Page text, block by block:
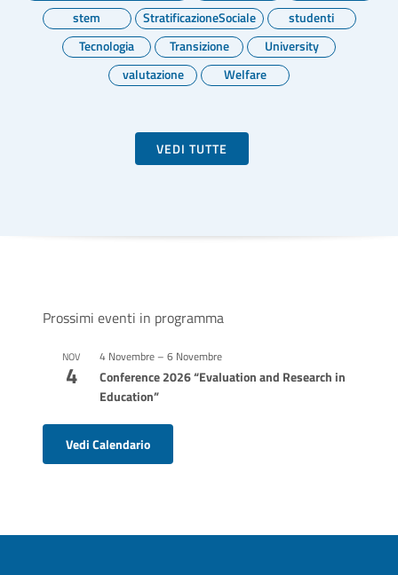
stem
StratificazioneSociale
studenti
Tecnologia
Transizione
University
valutazione
Welfare
VEDI TUTTE
Prossimi eventi in programma
NOV
4
4 Novembre – 6 Novembre
Conference 2026 “Evaluation and Research in
Education”
Vedi Calendario